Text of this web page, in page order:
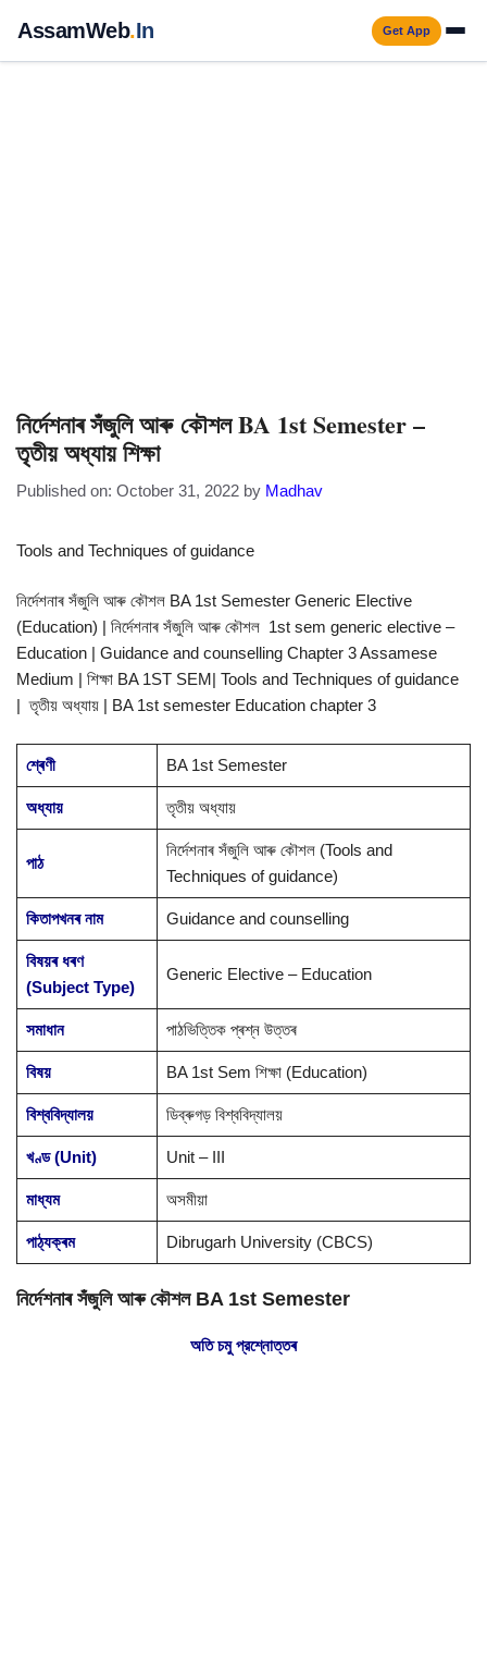
content
AssamWeb.In Get App
নিৰ্দেশনাৰ সঁজুলি আৰু কৌশল BA 1st Semester –
তৃতীয় অধ্যায় শিক্ষা
Published on: October 31, 2022 by Madhav
Tools and Techniques of guidance
নিৰ্দেশনাৰ সঁজুলি আৰু কৌশল BA 1st Semester Generic Elective
(Education) | নিৰ্দেশনাৰ সঁজুলি আৰু কৌশল 1st sem generic elective –
Education | Guidance and counselling Chapter 3 Assamese
Medium | শিক্ষা BA 1ST SEM| Tools and Techniques of guidance
| তৃতীয় অধ্যায় | BA 1st semester Education chapter 3
শ্ৰেণী BA 1st Semester
অধ্যায় তৃতীয় অধ্যায়
পাঠ
নিৰ্দেশনাৰ সঁজুলি আৰু কৌশল (Tools and
Techniques of guidance)
কিতাপখনৰ নাম Guidance and counselling
বিষয়ৰ ধৰণ
(Subject Type)
Generic Elective – Education
সমাধান পাঠভিত্তিক প্ৰশ্ন উত্তৰ
বিষয় BA 1st Sem শিক্ষা (Education)
বিশ্ববিদ্যালয় ডিব্ৰুগড় বিশ্ববিদ্যালয়
খণ্ড (Unit) Unit – III
মাধ্যম অসমীয়া
পাঠ্যক্ৰম Dibrugarh University (CBCS)
নিৰ্দেশনাৰ সঁজুলি আৰু কৌশল BA 1st Semester
অতি চমু প্রশ্নোত্তৰ